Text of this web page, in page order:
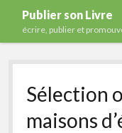
Publier son Livre
écrire, publier et
Accueil
Formations
Services
Sélection
maisons